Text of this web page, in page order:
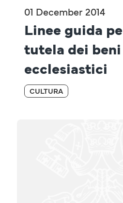
01 December 2014
Linee guida
tutela dei
ecclesiastici
CULTURA